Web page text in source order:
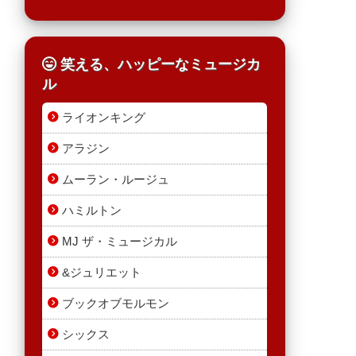
笑える、ハッピーなミュージカ
ル
ライオンキング
アラジン
ムーラン・ルージュ
ハミルトン
MJ ザ・ミュージカル
&ジュリエット
ブックオブモルモン
シックス